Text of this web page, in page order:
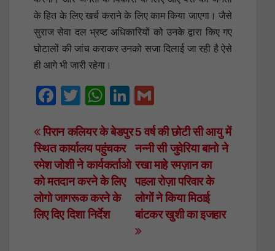
के हित के लिए खर्च कराने के लिए काम किया जाएगा। जैसे
सुराज सेवा दल भ्रष्ट अधिकारियों को उनके द्वारा किए गए
घोटालों की जांच कराकर उनको सजा दिलाई जा रही है ऐसे
ही आगे भी जारी रहेगा।
F
c
e
b
o
o
T
tt
er
W
at
s
A
p
p
Li
k
e
dI
n
ail
Post
navigation
5 वर्ष की छोटी सी आयु में
नन्नी सी जुवेरिया बानो ने
रखा माहे रमज़ान का
पहला रोज़ा परिवार के
लोगों ने किया मिठाई
बांटकर खुशी का इजहार
पिरान कलियर के बेडपुर
स्थित कार्यालय पहुंचकर
रमेश जोशी ने कार्यकर्ताओ
को मतदान करने के लिए
लोगो जागरूक करने के
लिए दिए दिशा निर्देश